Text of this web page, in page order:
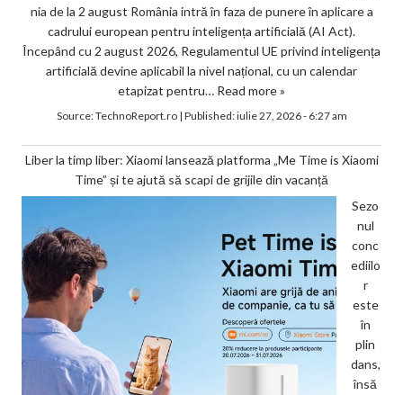
nia de la 2 august România intră în faza de punere în aplicare a
cadrului european pentru inteligența artificială (AI Act).
Începând cu 2 august 2026, Regulamentul UE privind inteligența
artificială devine aplicabil la nivel național, cu un calendar
etapizat pentru… Read more »
Source:TechnoReport.ro| Published:iulie 27, 2026 - 6:27 am
Liber la timp liber: Xiaomi lansează platforma „Me Time is Xiaomi
Time” și te ajută să scapi de grijile din vacanță
Sezo
nul
conc
ediilo
r
este
în
plin
dans,
însă